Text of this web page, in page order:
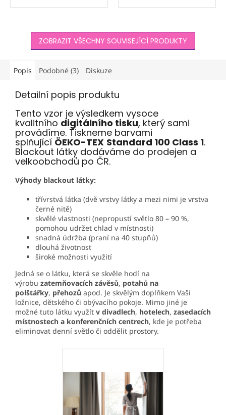
Orbytex a možnost šití...
atypických výrobků,
které...
ZOBRAZIT VŠECHNY SOUVISEJÍCÍ PRODUKTY
Popis Podobné (3) Diskuze
Detailní popis produktu
Tento vzor je výsledkem vysoce
kvalitního digitálního tisku, který sami
provádíme. Tiskneme barvami
splňující ÖEKO-TEX Standard 100 Class 1.
Blackout látky dodáváme do prodejen a
velkoobchodů po ČR.
Výhody blackout látky:
třívrstvá látka (dvě vrstvy látky a mezi nimi je vrstva
černé nitě)
skvělé vlastnosti (nepropustí světlo 80 – 90 %,
pomohou udržet chlad v místnosti)
snadná údržba (praní na 40 stupňů)
dlouhá životnost
široké možnosti využití
Jedná se o látku, která se skvěle hodí na
výrobu zatemňovacích závěsů, potahů na
polštářky, přehozů apod. Je skvělým doplňkem Vaší
ložnice, dětského či obývacího pokoje. Mimo jiné je
možné tuto látku využít v divadlech, hotelech, zasedacích
místnostech a konferenčních centrech, kde je potřeba
eliminovat denní světlo či oddělit prostory.